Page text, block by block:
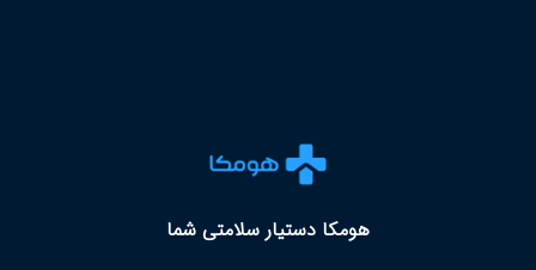
هومکا دستیار سلامتی شما